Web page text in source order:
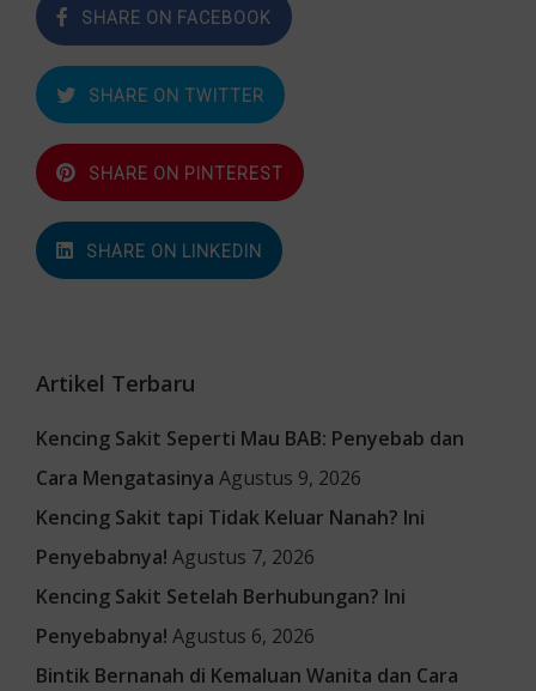
SHARE ON FACEBOOK
SHARE ON TWITTER
SHARE ON PINTEREST
SHARE ON LINKEDIN
Artikel Terbaru
Kencing Sakit Seperti Mau BAB: Penyebab dan
Cara Mengatasinya Agustus 9, 2026
Kencing Sakit tapi Tidak Keluar Nanah? Ini
Penyebabnya! Agustus 7, 2026
Kencing Sakit Setelah Berhubungan? Ini
Penyebabnya! Agustus 6, 2026
Bintik Bernanah di Kemaluan Wanita dan Cara